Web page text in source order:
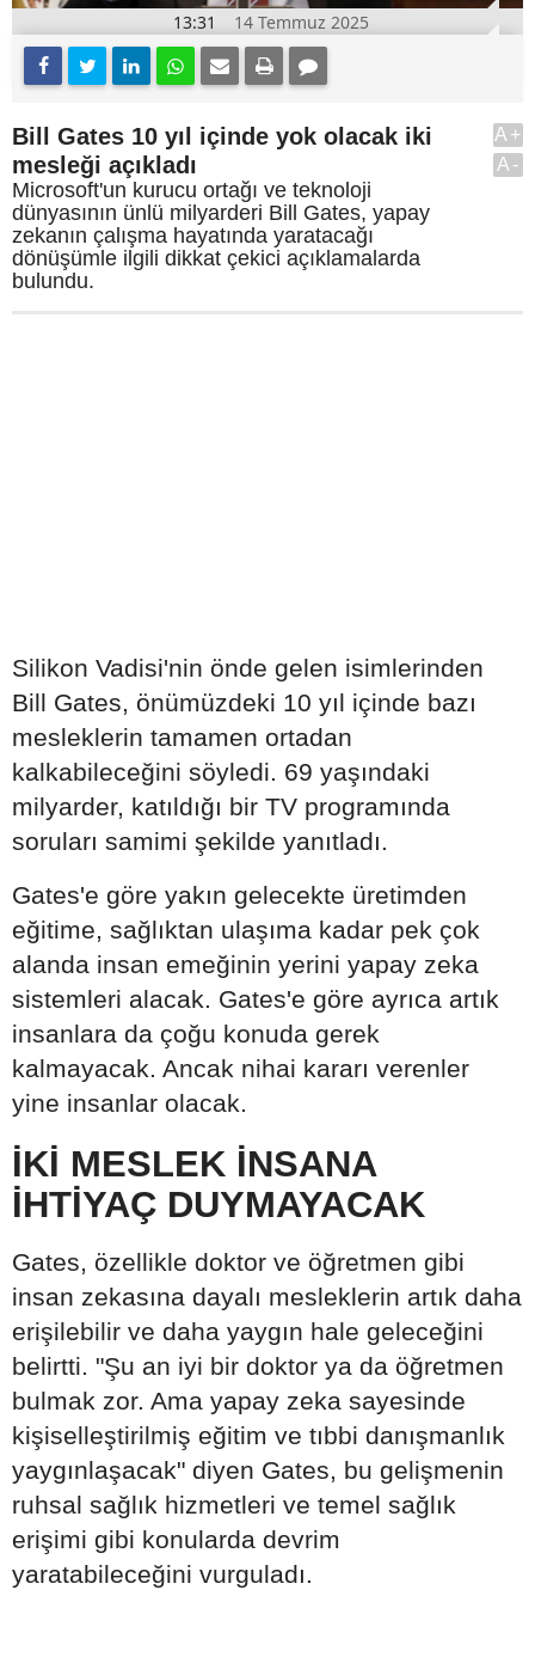
13:31 14 Temmuz 2025
Bill Gates 10 yıl içinde yok olacak iki
mesleği açıkladı
Microsoft'un kurucu ortağı ve teknoloji
dünyasının ünlü milyarderi Bill Gates, yapay
zekanın çalışma hayatında yaratacağı
dönüşümle ilgili dikkat çekici açıklamalarda
bulundu.
A+
A-
Silikon Vadisi'nin önde gelen isimlerinden
Bill Gates, önümüzdeki 10 yıl içinde bazı
mesleklerin tamamen ortadan
kalkabileceğini söyledi. 69 yaşındaki
milyarder, katıldığı bir TV programında
soruları samimi şekilde yanıtladı.
Gates'e göre yakın gelecekte üretimden
eğitime, sağlıktan ulaşıma kadar pek çok
alanda insan emeğinin yerini yapay zeka
sistemleri alacak. Gates'e göre ayrıca artık
insanlara da çoğu konuda gerek
kalmayacak. Ancak nihai kararı verenler
yine insanlar olacak.
İKİ MESLEK İNSANA
İHTİYAÇ DUYMAYACAK
Gates, özellikle doktor ve öğretmen gibi
insan zekasına dayalı mesleklerin artık daha
erişilebilir ve daha yaygın hale geleceğini
belirtti. "Şu an iyi bir doktor ya da öğretmen
bulmak zor. Ama yapay zeka sayesinde
kişiselleştirilmiş eğitim ve tıbbi danışmanlık
yaygınlaşacak" diyen Gates, bu gelişmenin
ruhsal sağlık hizmetleri ve temel sağlık
erişimi gibi konularda devrim
yaratabileceğini vurguladı.